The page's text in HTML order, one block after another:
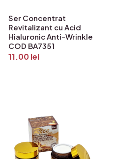
Ser Concentrat
Revitalizant cu Acid
Hialuronic Anti-Wrinkle
COD BA7351
11.00lei